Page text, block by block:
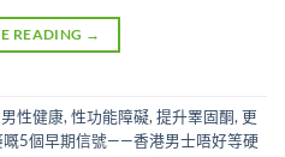
READING →
性健康,性功能障礙,提升睪固酮,更
嘅5個早期信號——香港男士唔好等硬